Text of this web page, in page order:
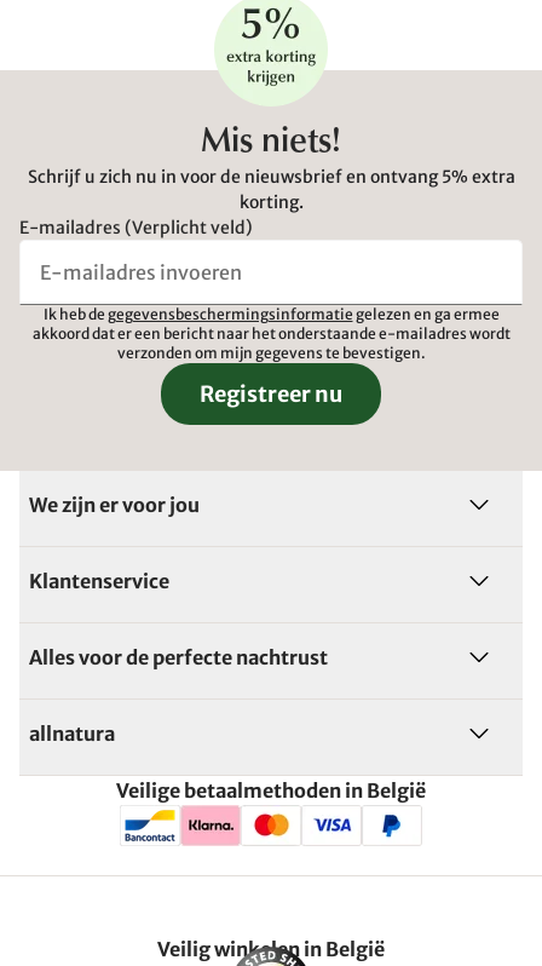
Mis niets!
Schrijf u zich nu in voor de nieuwsbrief en ontvang 5% extra
korting.
E-mailadres (Verplicht veld)
Ik heb de gegevensbeschermingsinformatie gelezen en ga ermee
akkoord dat er een bericht naar het onderstaande e-mailadres wordt
verzonden om mijn gegevens te bevestigen.
Registreer nu
We zijn er voor jou
Klantenservice
Alles voor de perfecte nachtrust
allnatura
Veilige betaalmethoden in België
Veilig winkelen in België